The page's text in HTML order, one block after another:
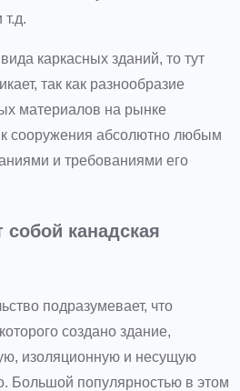
каркасных зданий, то тут
так как разнообразие
материалов на рынке
сооружения абсолютно любым
и требованиями его
собой канадская
подразумевает, что
создано здание,
изоляционную и несущую
Большой популярностью в этом